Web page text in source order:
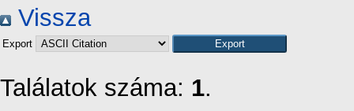
Vissza
Export
Találatok száma: 1.